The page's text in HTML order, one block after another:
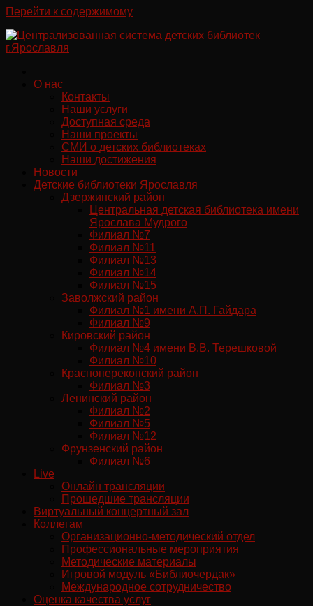
Перейти к содержимому
О нас
Контакты
Наши услуги
Доступная среда
Наши проекты
СМИ о детских библиотеках
Наши достижения
Новости
Детские библиотеки Ярославля
Дзержинский район
Центральная детская библиотека имени
Ярослава Мудрого
Филиал №7
Филиал №11
Филиал №13
Филиал №14
Филиал №15
Заволжский район
Филиал №1 имени А.П. Гайдара
Филиал №9
Кировский район
Филиал №4 имени В.В. Терешковой
Филиал №10
Красноперекопский район
Филиал №3
Ленинский район
Филиал №2
Филиал №5
Филиал №12
Фрунзенский район
Филиал №6
Live
Онлайн трансляции
Прошедшие трансляции
Виртуальный концертный зал
Коллегам
Организационно-методический отдел
Профессиональные мероприятия
Методические материалы
Игровой модуль «Библиочердак»
Международное сотрудничество
Оценка качества услуг